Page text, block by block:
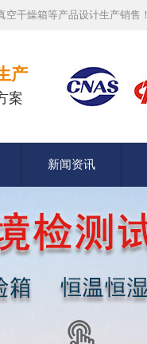
干燥箱等产品设计生产销售！
产
案
新闻资讯